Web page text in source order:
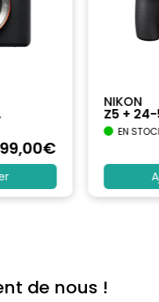
,00€
NIKON
Z5 +
EN
de nous !